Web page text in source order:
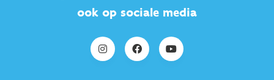
ook op sociale media